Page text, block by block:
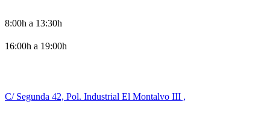
8:00h a 13:30h
16:00h a 19:00h
C/ Segunda 42, Pol. Industrial El Montalvo III ,